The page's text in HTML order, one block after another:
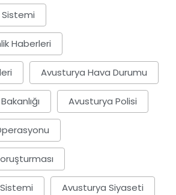
Haberleri
Avusturya Hava Durumu
Avusturya Polisi
Avusturya Siyaseti